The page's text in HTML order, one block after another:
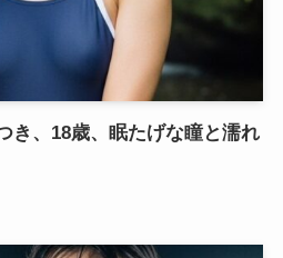
き、18歳、眠たげな瞳と濡れ